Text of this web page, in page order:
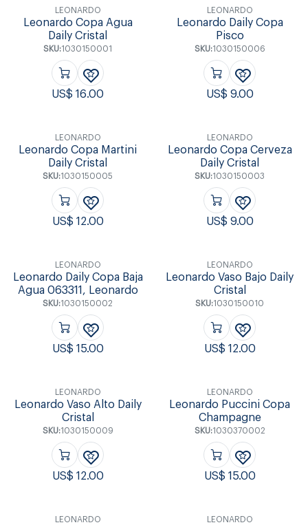
LEONARDO
Leonardo Copa Agua
Daily Cristal
SKU:1030150001
US$16.00
LEONARDO
Leonardo Daily Copa
Pisco
SKU:1030150006
US$ 9.00
LEONARDO
Leonardo Copa Martini
Daily Cristal
SKU:1030150005
US$ 12.00
LEONARDO
Leonardo Copa Cerveza
Daily Cristal
SKU:1030150003
US$ 9.00
LEONARDO
Leonardo Daily Copa Baja
Agua 063311, Leonardo
SKU:1030150002
US$ 15.00
LEONARDO
Leonardo Vaso Bajo Daily
Cristal
SKU:1030150010
US$ 12.00
LEONARDO
Leonardo Vaso Alto Daily
Cristal
SKU:1030150009
US$ 12.00
LEONARDO
Leonardo Puccini Copa
Champagne
SKU:1030370002
US$ 15.00
LEONARDO LEONARDO